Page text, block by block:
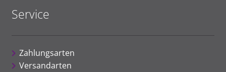
Service
Zahlungsarten
Versandarten